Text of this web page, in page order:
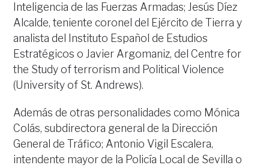
Inteligencia de las Fuerzas Armadas; Jesús Díez
Alcalde, teniente coronel del Ejército de Tierra y
analista del Instituto Español de Estudios
Estratégicos o Javier Argomaniz, del Centre for
the Study of terrorism and Political Violence
(University of St. Andrews).
Además de otras personalidades como Mónica
Colás, subdirectora general de la Dirección
General de Tráfico; Antonio Vigil Escalera,
intendente mayor de la Policía Local de Sevilla o